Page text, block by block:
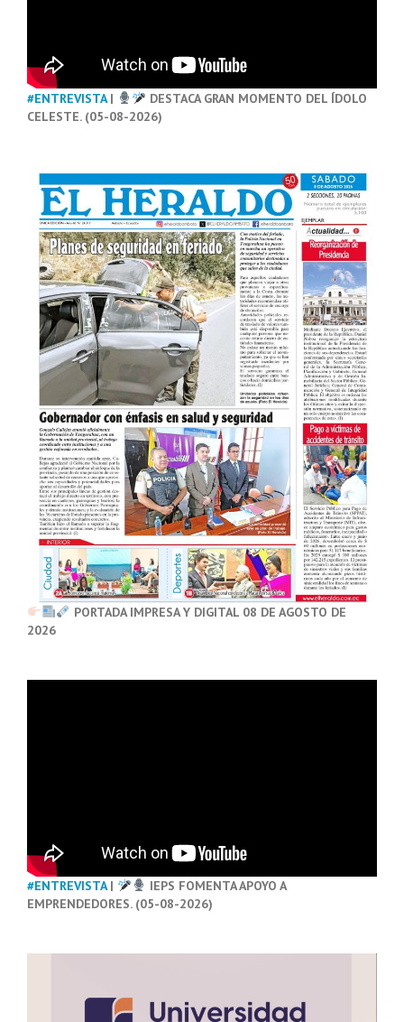
#ENTREVISTA|
DESTACA GRAN MOMENTO DEL ÍDOLO
CELESTE. (05-08-2026)
PORTADA IMPRESA Y DIGITAL 08 DE AGOSTO DE
2026
#ENTREVISTA|
IEPS FOMENTA APOYO A
EMPRENDEDORES. (05-08-2026)